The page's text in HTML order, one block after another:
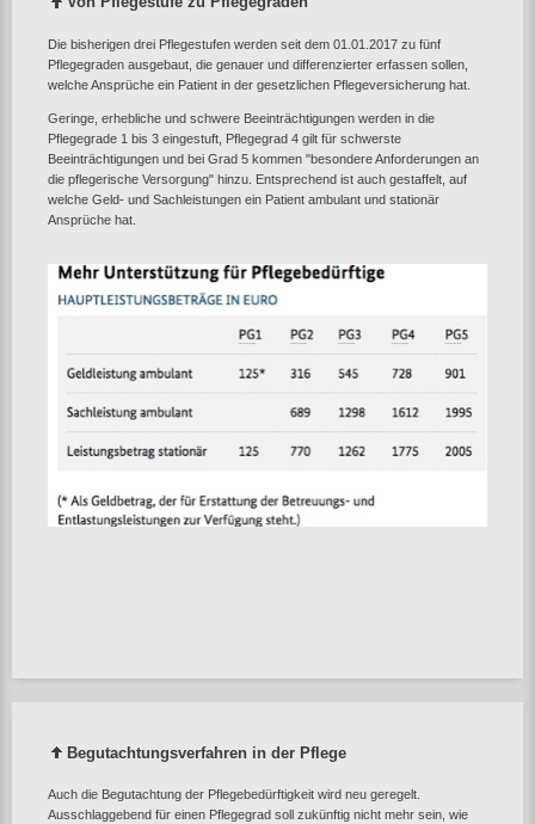
Die bisherigen drei Pflegestufen werden seit dem 01.01.2017 zu fünf
Pflegegraden ausgebaut, die genauer und differenzierter erfassen sollen,
welche Ansprüche ein Patient in der gesetzlichen Pflegeversicherung hat.
Geringe, erhebliche und schwere Beeinträchtigungen werden in die
Pflegegrade 1 bis 3 eingestuft, Pflegegrad 4 gilt für schwerste
Beeinträchtigungen und bei Grad 5 kommen "besondere Anforderungen an
die pflegerische Versorgung" hinzu. Entsprechend ist auch gestaffelt, auf
welche Geld- und Sachleistungen ein Patient ambulant und stationär
Ansprüche hat.
Begutachtungsverfahren in der Pflege
Auch die Begutachtung der Pflegebedürftigkeit wird neu geregelt.
Ausschlaggebend für einen Pflegegrad soll zukünftig nicht mehr sein, wie